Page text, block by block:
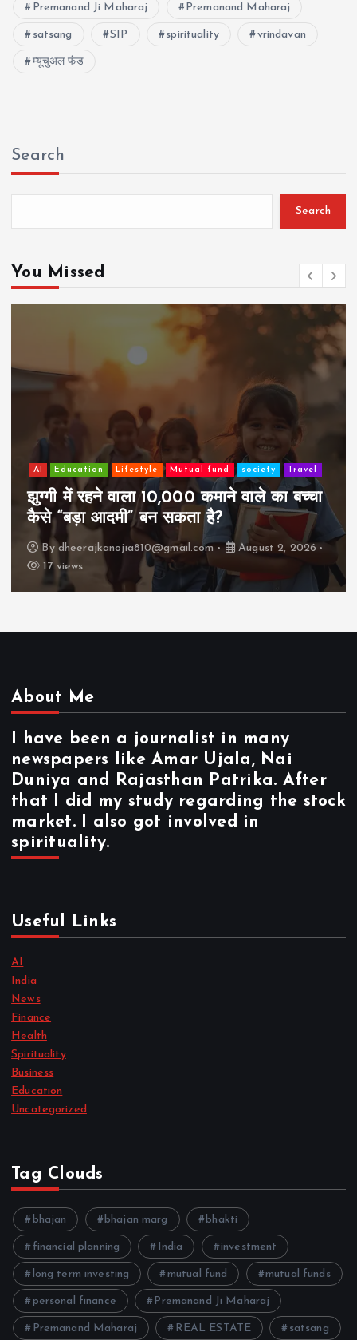
Premanand Ji Maharaj Premanand Maharaj
satsang SIP spirituality vrindavan
म्यूचुअल फंड
Search
Search
You Missed
AI Education Lifestyle Mutual fund society Travel
झुग्गी में रहने वाला 10,000 कमाने वाले का बच्चा
कैसे “बड़ा आदमी” बन सकता है?
By dheerajkanojia810@gmail.com
August 2, 2026
17 views
About Me
I have been a journalist in many
newspapers like Amar Ujala, Nai
Duniya and Rajasthan Patrika. After
that I did my study regarding the stock
market. I also got involved in
spirituality.
Useful Links
AI
India
News
Finance
Health
Spirituality
Business
Education
Uncategorized
Tag Clouds
bhajan bhajan marg bhakti
financial planning India investment
long term investing mutual fund mutual funds
personal finance Premanand Ji Maharaj
Premanand Maharaj REAL ESTATE satsang